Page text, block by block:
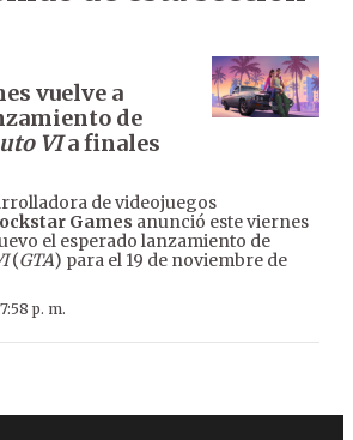
vuelve a
de
VIa finales
de videojuegos
Games anunció este viernes
el esperado lanzamiento de
(GTA) para el 19 de noviembre de
p. m.